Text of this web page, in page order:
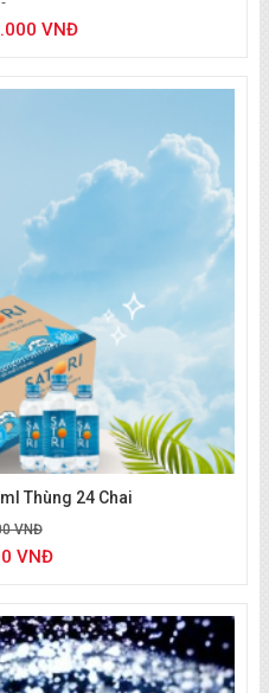
804 (ZALO/CALL)
VNĐ
Thùng 24 Chai
VNĐ
VNĐ